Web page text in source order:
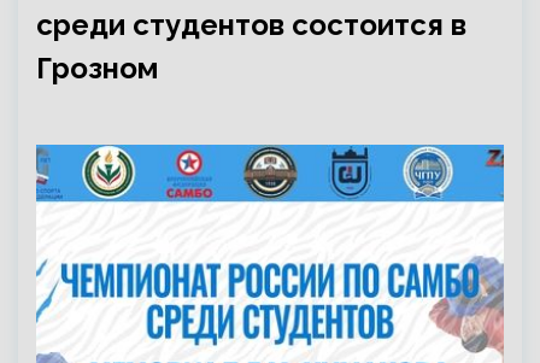
среди студентов состоится в
Грозном